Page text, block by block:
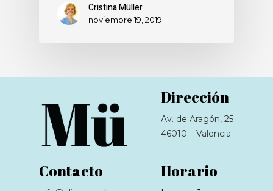
Cristina Müller
noviembre 19, 2019
Dirección
Av. de Aragón, 25
46010 – Valencia
Contacto Horario